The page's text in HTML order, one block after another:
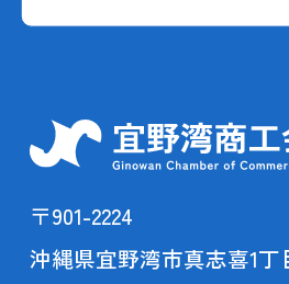
〒901-2224
沖縄県宜野湾市真志喜1丁